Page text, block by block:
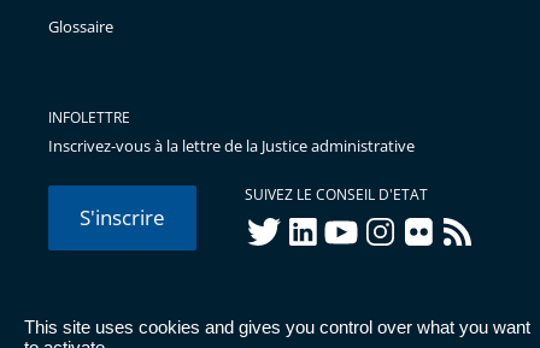
This site uses cookies and gives you control over what you want
Glossaire
INFOLETTRE
Inscrivez-vous à la lettre de la Justice administrative
S'inscrire
SUIVEZ LE CONSEIL D'ETAT
twitterlinkedInyoutubeinstagram
flickr rss
© Conseil d'État 2026 - Mentions légales Données